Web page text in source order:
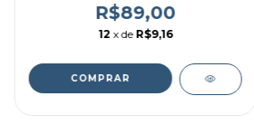
R$89,00
12 x de R$9,16